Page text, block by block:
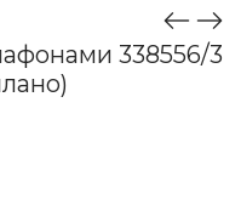
338556/3